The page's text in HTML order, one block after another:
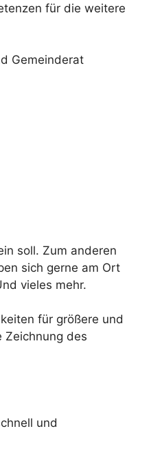
für die weitere
Gemeinderat
soll. Zum anderen
sich gerne am Ort
vieles mehr.
für größere und
Zeichnung des
und